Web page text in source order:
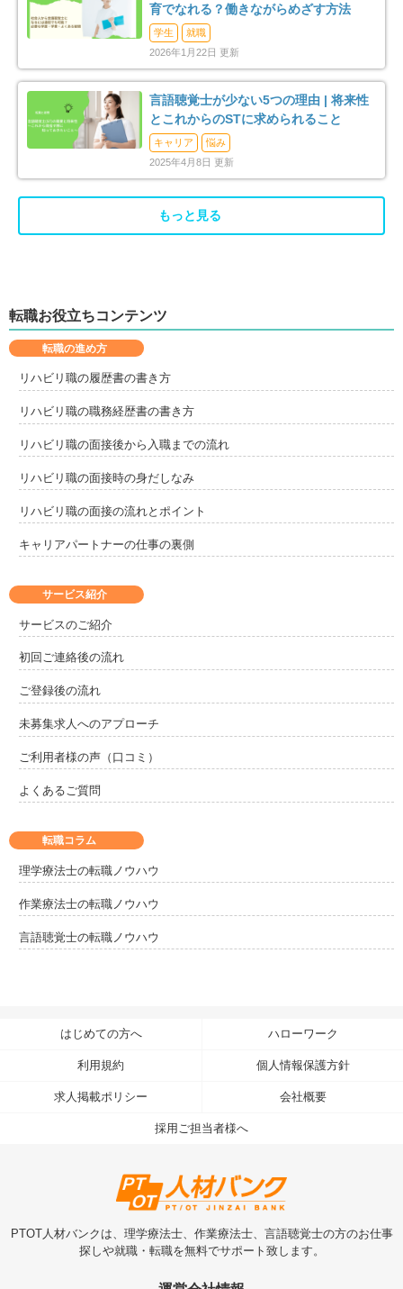
育でなれる？働きながらめざす方法
学生
就職
2026年1月22日 更新
言語聴覚士が少ない5つの理由 | 将来性
とこれからのSTに求められること
キャリア
悩み
2025年4月8日 更新
もっと見る
転職お役立ちコンテンツ
サービス紹介
サービスのご紹介
初回ご連絡後の流れ
ご登録後の流れ
未募集求人へのアプローチ
ご利用者様の声（口コミ）
よくあるご質問
転職の進め方
リハビリ職の履歴書の書き方
リハビリ職の職務経歴書の書き方
リハビリ職の面接後から入職までの流れ
リハビリ職の面接時の身だしなみ
リハビリ職の面接の流れとポイント
キャリアパートナーの仕事の裏側
転職コラム
理学療法士の転職ノウハウ
作業療法士の転職ノウハウ
言語聴覚士の転職ノウハウ
はじめての方へ ハローワーク
利用規約 個人情報保護方針
求人掲載ポリシー 会社概要
採用ご担当者様へ
PTOT人材バンクは、理学療法士、作業療法士、言語聴覚士の方のお仕事
探しや就職・転職を無料でサポート致します。